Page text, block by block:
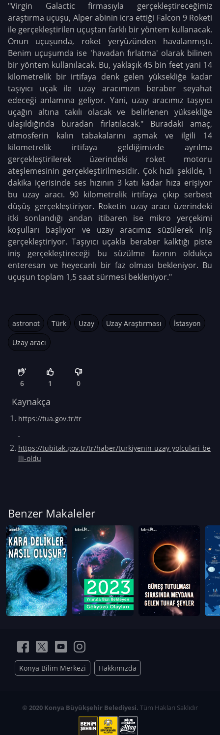
"Virgin Galactic firmasıyla gerçekleştireceğimiz
araştırma uçuşu, Alper abinin icra ettiği Falcon 9 Roketi
ile gerçekleştirilen uçuştan farklı bir yöntem kullanacak.
Onun uçuşunda, roket yeryüzünden havalanmıştı.
Benim uçuşumda ise 'havadan fırlatma' olarak bilinen
bir yöntem kullanılacak. Bu, yaklaşık 45 bin feet yani 14
kilometrelik bir irtifaya denk gelen yüksekliğe kadar
taşıyıcı uçak ile uzay aracımızın beraber seyahat
edeceği anlamına geliyor. Yani, uzay aracımız taşıyıcı
uçağın altına takılı olacak ve belirlenen yüksekliğe
ulaşıldığında buradan fırlatılacak." Buradaki amaç,
atmosferin kalın tabakalarını aşmak ve ilgili 14
kilometrelik irtifaya geldiğimizde ayrılma
gerçekleştirilerek üzerindeki roket motoru
ateşlemesinin gerçekleştirilmesidir. Çok hızlı şekilde, 1
dakika içerisinde ses hızının 3 katı kadar hıza erişiyor
bu uzay aracı. 90 kilometrelik irtifaya çıkıp serbest
düşüş gerçekleştiriyor. Roketin uzay aracı üzerindeki
itki sonlandığı andan itibaren ise mikro yerçekimi
koşulları başlıyor ve uzay aracımız süzülerek iniş
gerçekleştiriyor. Taşıyıcı uçakla beraber kalktığı piste
iniş gerçekleştireceği bu süzülme fazının oldukça
enteresan ve heyecanlı bir faz olması bekleniyor. Bu
uçuşun toplam 1,5 saat sürmesi bekleniyor."
astronot Türk Uzay Uzay Araştırması İstasyon
Uzay aracı
6 1 0
Kaynakça
https://tua.gov.tr/tr
https://tubitak.gov.tr/tr/haber/turkiyenin-uzay-yolculari-be
lli-oldu
Benzer Makaleler
Konya Bilim Merkezi Hakkımızda
© 2020 Konya Büyükşehir Belediyesi. Tüm Hakları Saklıdır